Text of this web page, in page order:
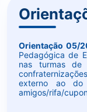
Orientação 05/
Pedagógica de
nas turmas
externo ao
amigos/rifa/